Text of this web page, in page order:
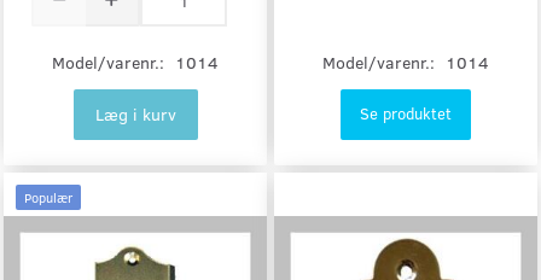
Model/varenr.: 1014
Læg i kurv
Model/varenr.: 1014
Se produktet
Populær